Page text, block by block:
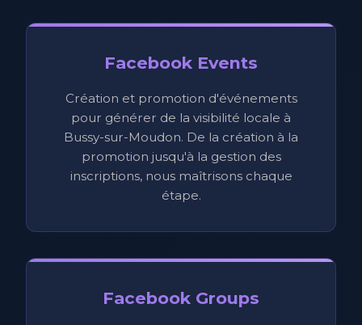
Facebook Events
Création et promotion d'événements
pour générer de la visibilité locale à
Bussy-sur-Moudon. De la création à la
promotion jusqu'à la gestion des
inscriptions, nous maîtrisons chaque
étape.
Facebook Groups